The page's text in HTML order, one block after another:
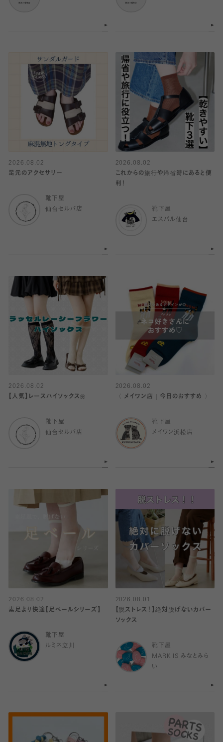
2026.08.02
足元のアクセサリー
靴下屋
仙台セルバ店
2026.08.02
これからの旅行や帰省時にあると便
利！
靴下屋
エスパル仙台
2026.08.02
【人気】レースハイソックス🌼
靴下屋
仙台セルバ店
2026.08.02
〈 メイワン店｜今日のおすすめ 〉
靴下屋
メイワン浜松店
2026.08.02
素足より快適【足ベールシリーズ】
靴下屋
ルミネ立川
2026.08.01
【脱ストレス！】絶対脱げないカバー
ソックス
靴下屋
MARK IS みなとみら
い